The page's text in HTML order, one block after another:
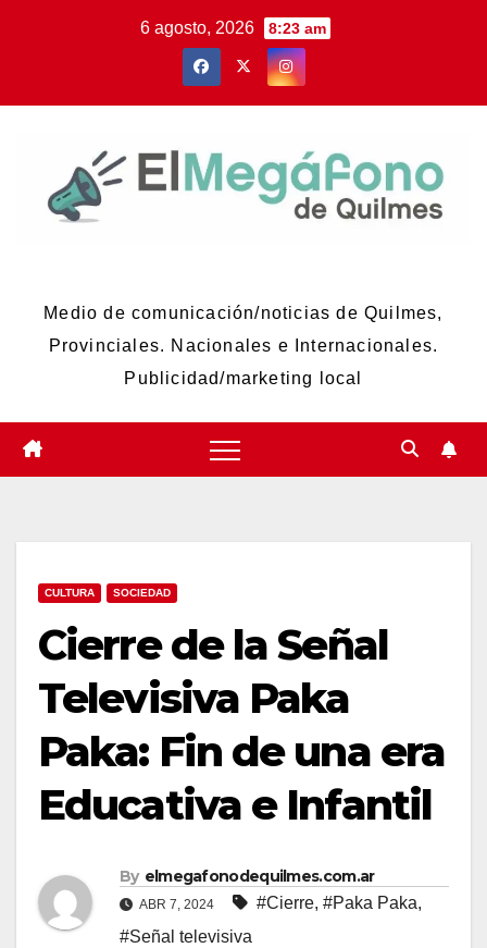
6 agosto, 2026 8:23 am
Medio de comunicación/noticias de Quilmes,
Provinciales. Nacionales e Internacionales.
Publicidad/marketing local
CULTURA SOCIEDAD
Cierre de la Señal
Televisiva Paka
Paka: Fin de una era
Educativa e Infantil
By elmegafonodequilmes.com.ar
ABR 7, 2024 #Cierre, #Paka Paka,
#Señal televisiva